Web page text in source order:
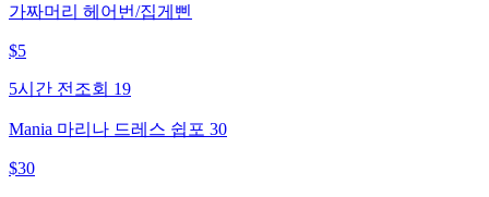
가짜머리 헤어번/집게삔
$5
5시간 전 조회 19
Mania 마리나 드레스 쉽포 30
$30